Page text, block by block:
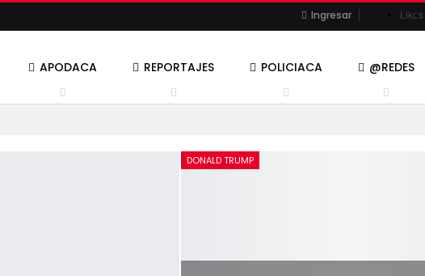
Likes
Ingresar
APODACA REPORTAJES POLICIACA @REDES
DONALD TRUMP